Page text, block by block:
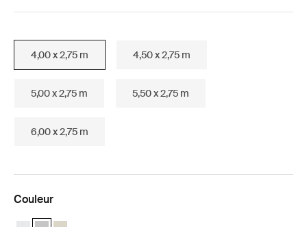
4,00 x 2,75 m 4,50 x 2,75 m
5,00 x 2,75 m 5,50 x 2,75 m
6,00 x 2,75 m
Couleur
Thule Omnistor 8000 (4.00x2.75) Blanc
Thule Omnistor 8000 (4.00x2.75) Anodisé (selected)
Thule Omnistor 8000 (4.00x2.75) Crème